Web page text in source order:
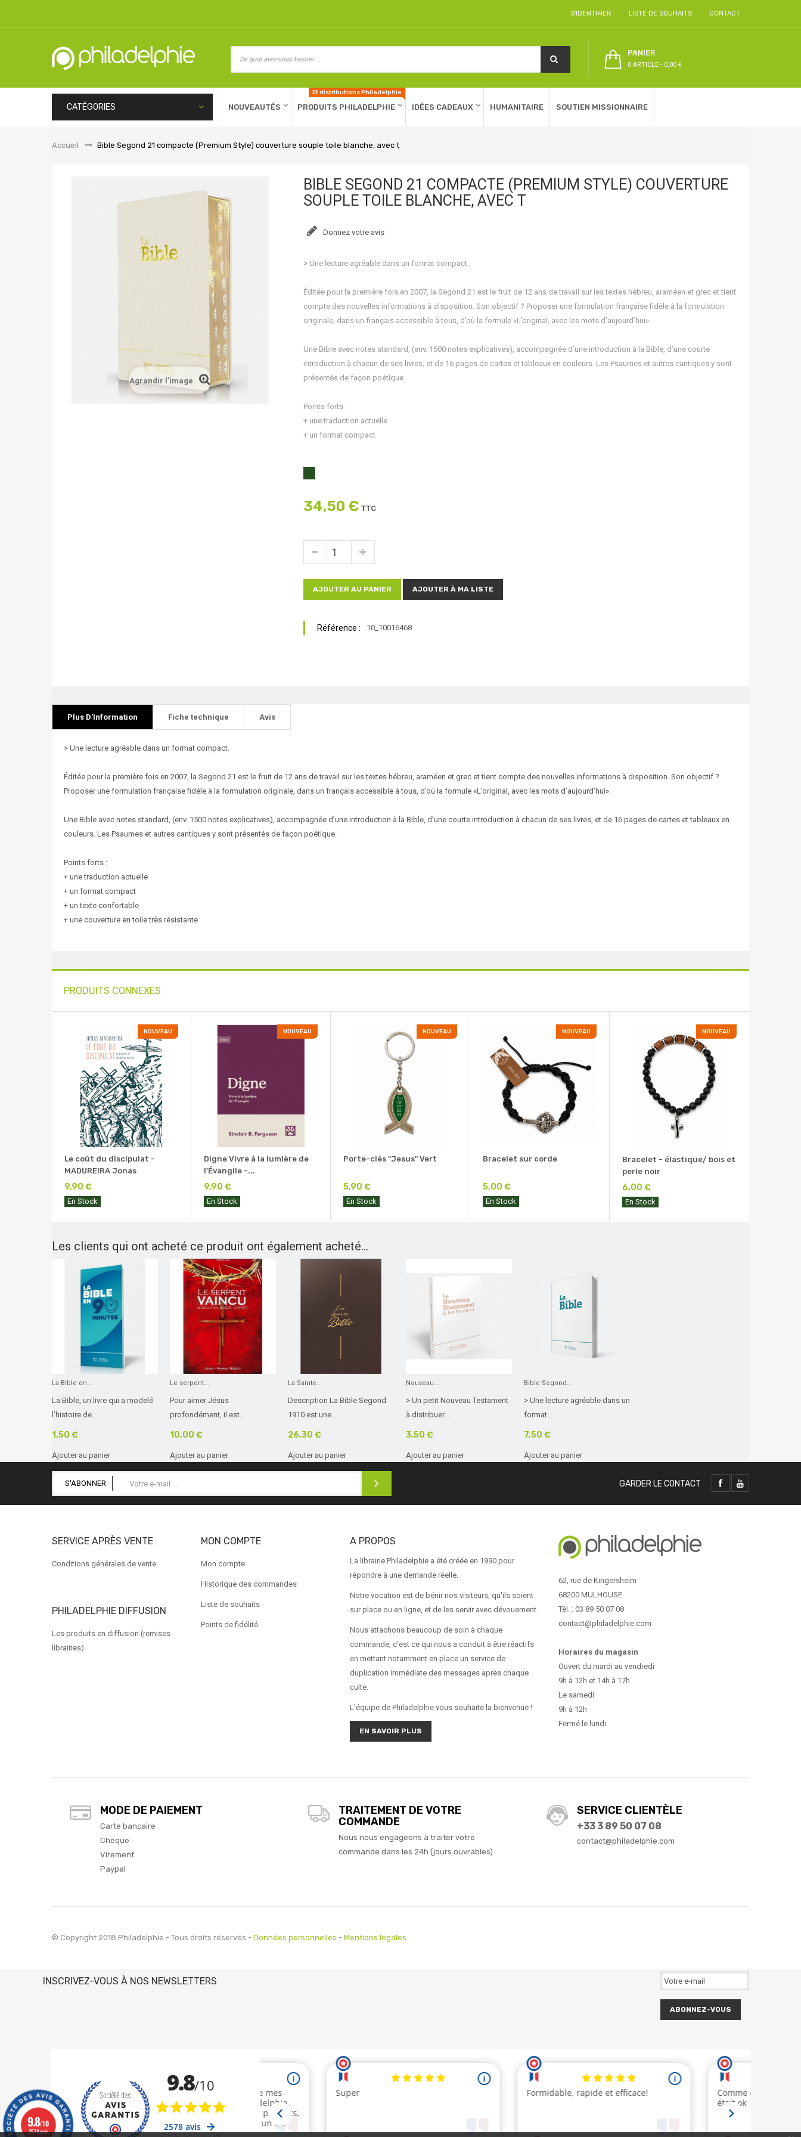
S'IDENTIFIER LISTE DE SOUHAITS CONTACT
PANIER
0 ARTICLE - 0,00 €
CATÉGORIES NOUVEAUTÉS PRODUITS PHILADELPHIE
Et distributions Philadelphie
IDÉES CADEAUX HUMANITAIRE SOUTIEN MISSIONNAIRE
Accueil &gt;Bible Segond 21 compacte (Premium Style) couverture souple toile blanche, avec t
Agrandir l'image
BIBLE SEGOND 21 COMPACTE (PREMIUM STYLE) COUVERTURE
SOUPLE TOILE BLANCHE, AVEC T
Donnez votre avis
> Une lecture agréable dans un format compact.
Éditée pour la première fois en 2007, la Segond 21 est le fruit de 12 ans de travail sur les textes hébreu, araméen et grec et tient
compte des nouvelles informations à disposition. Son objectif ? Proposer une formulation française fidèle à la formulation
originale, dans un français accessible à tous, d’où la formule «L’original, avec les mots d’aujourd’hui».
Une Bible avec notes standard, (env. 1500 notes explicatives), accompagnée d’une introduction à la Bible, d’une courte
introduction à chacun de ses livres, et de 16 pages de cartes et tableaux en couleurs. Les Psaumes et autres cantiques y sont
présentés de façon poétique.
Points forts :
+ une traduction actuelle
+ un format compact
34,50 € TTC
AJOUTER AU PANIER AJOUTER À MA LISTE
Référence : 10_10016468
Plus D'Information Fiche technique Avis
> Une lecture agréable dans un format compact.
Éditée pour la première fois en 2007, la Segond 21 est le fruit de 12 ans de travail sur les textes hébreu, araméen et grec et tient compte des nouvelles informations à disposition. Son objectif ?
Proposer une formulation française fidèle à la formulation originale, dans un français accessible à tous, d’où la formule «L’original, avec les mots d’aujourd’hui».
Une Bible avec notes standard, (env. 1500 notes explicatives), accompagnée d’une introduction à la Bible, d’une courte introduction à chacun de ses livres, et de 16 pages de cartes et tableaux en
couleurs. Les Psaumes et autres cantiques y sont présentés de façon poétique.
Points forts :
+ une traduction actuelle
+ un format compact
+ un texte confortable
+ une couverture en toile très résistante
PRODUITS CONNEXES
NOUVEAU
Le coût du discipulat -
MADUREIRA Jonas
9,90 €
En Stock
NOUVEAU
Digne Vivre à la lumière de
l'Évangile -...
9,90 €
En Stock
NOUVEAU
Porte-clés "Jesus" Vert
5,90 €
En Stock
NOUVEAU
Bracelet sur corde
5,00 €
En Stock
NOUVEAU
Bracelet - élastique/ bois et
perle noir
6,00 €
En Stock
Les clients qui ont acheté ce produit ont également acheté...
La Bible en...
La Bible, un livre qui a modelé
l’histoire de...
1,50 €
Ajouter au panier
Le serpent...
Pour aimer Jésus
profondément, il est...
10,00 €
Ajouter au panier
La Sainte...
Description La Bible Segond
1910 est une...
26,30 €
Ajouter au panier
Nouveau...
> Un petit Nouveau Testament
à distribuer...
3,50 €
Ajouter au panier
Bible Segond...
> Une lecture agréable dans un
format...
7,50 €
Ajouter au panier
S'ABONNER GARDER LE CONTACT
SERVICE APRÈS VENTE
Conditions générales de vente
PHILADELPHIE DIFFUSION
Les produits en diffusion (remises
librairies)
MON COMPTE
Mon compte
Historique des commandes
Liste de souhaits
Points de fidélité
A PROPOS
La librairie Philadelphie a été créée en 1990 pour
répondre à une demande réelle.
Notre vocation est de bénir nos visiteurs, qu'ils soient
sur place ou en ligne, et de les servir avec dévouement.
Nous attachons beaucoup de soin à chaque
commande, c'est ce qui nous a conduit à être réactifs
en mettant notamment en place un service de
duplication immédiate des messages après chaque
culte.
L'équipe de Philadelphie vous souhaite la bienvenue !
EN SAVOIR PLUS
62, rue de Kingersheim
68200 MULHOUSE
Tél. : 03 89 50 07 08
contact@philadelphie.com
Horaires du magasin
Ouvert du mardi au vendredi
9h à 12h et 14h à 17h
Le samedi
9h à 12h
Fermé le lundi
MODE DE PAIEMENT
Carte bancaire
Chèque
Virement
Paypal
TRAITEMENT DE VOTRE
COMMANDE
Nous nous engageons à traiter votre
commande dans les 24h (jours ouvrables)
SERVICE CLIENTÈLE
+33 3 89 50 07 08
contact@philadelphie.com
© Copyright 2018 Philadelphie - Tous droits réservés - Données personnelles - Mentions légales
INSCRIVEZ-VOUS À NOS NEWSLETTERS
ABONNEZ-VOUS
9.8/10
2578 avis